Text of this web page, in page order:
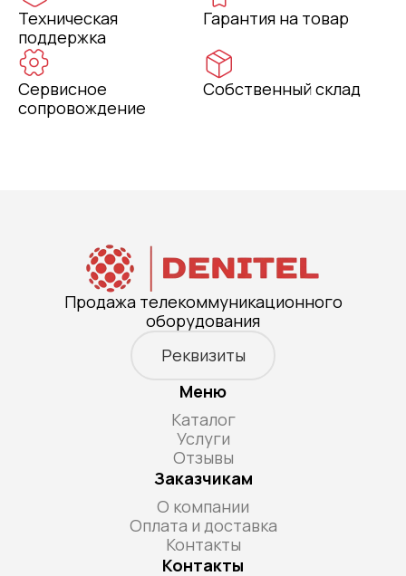
Техническая
поддержка
Гарантия на товар
Сервисное
сопровождение
Собственный склад
Продажа телекоммуникационного
оборудования
Реквизиты
Меню
Каталог
Услуги
Отзывы
Заказчикам
О компании
Оплата и доставка
Контакты
Контакты